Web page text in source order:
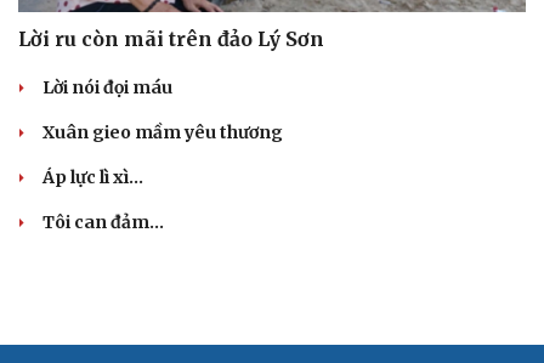
Cải chính
Lời ru còn mãi trên đảo Lý Sơn
Lời nói đọi máu
Xuân gieo mầm yêu thương
Áp lực lì xì...
Tôi can đảm...